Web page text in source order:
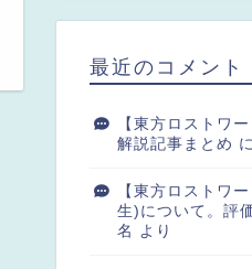
最近のコメント
【東方ロストワ
解説記事まとめ に
【東方ロストワ
生)について。評
名 より